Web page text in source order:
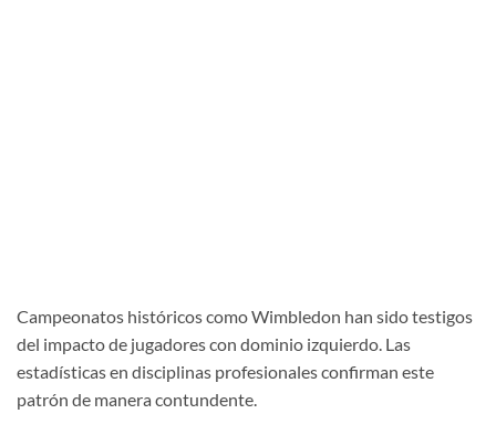
Campeonatos históricos como Wimbledon han sido testigos
del impacto de jugadores con dominio izquierdo. Las
estadísticas en disciplinas profesionales confirman este
patrón de manera contundente.